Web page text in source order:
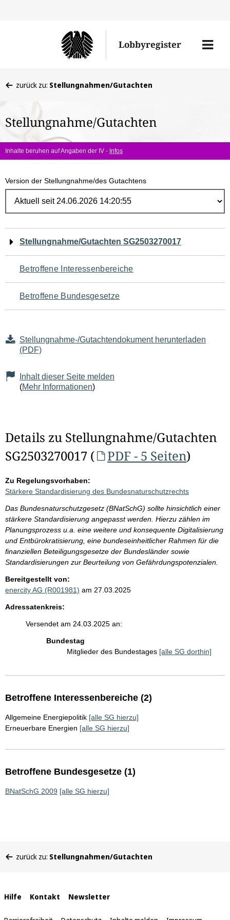
Lobbyregister
Menü
befinden
hier:
zurück zu: Stellungnahmen/Gutachten
Stellungnahme/Gutachten
Inhalte beruhen auf Angaben der IV - Infos
Version der Stellungnahme/des Gutachtens
Navigation
für
den
Seiteninhalt
Stellungnahme/Gutachten SG2503270017
Betroffene Interessenbereiche
Betroffene Bundesgesetze
Stellungnahme-/Gutachtendokument herunterladen
(PDF)
Inhalt dieser Seite melden
(Mehr Informationen)
Details zu Stellungnahme/Gutachten
SG2503270017 (
PDF - 5 Seiten)
Zu Regelungsvorhaben:
Stärkere Standardisierung des Bundesnaturschutzrechts
Das Bundesnaturschutzgesetz (BNatSchG) sollte hinsichtlich einer
stärkere Standardisierung angepasst werden. Hierzu zählen im
Planungsprozess u.a. eine weitere und konsequente Digitalisierung
und Entbürokratisierung, eine bundeseinheitlicher Rahmen für die
finanziellen Beteiligungsgesetze der Bundesländer sowie
Standardisierungen zur Beurteilung von Gefährdungspotenzialen.
Bereitgestellt von:
enercity AG (R001981) am 27.03.2025
Adressatenkreis:
Versendet am 24.03.2025 an:
Bundestag
Mitglieder des Bundestages [alle SG dorthin]
Betroffene Interessenbereiche (2)
Allgemeine Energiepolitik [alle SG hierzu]
Erneuerbare Energien [alle SG hierzu]
Betroffene Bundesgesetze (1)
BNatSchG 2009 [alle SG hierzu]
befinden
zurück zu: Stellungnahmen/Gutachten
Interne
Links
Hilfe Kontakt Newsletter